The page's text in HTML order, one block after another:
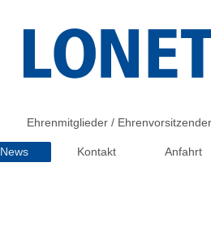
Ehrenmitglieder / Ehrenvorsitzender
News Kontakt Anfahrt